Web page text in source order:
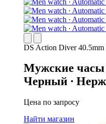
DS Action Diver 40.5mm
Мужские часы
Черный ∙
Цена по запросу
Найти магазин